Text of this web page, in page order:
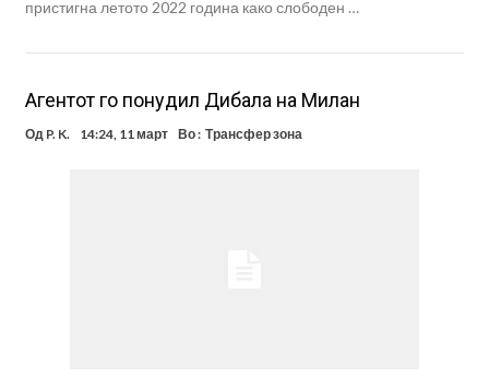
пристигна летото 2022 година како слободен …
Агентот го понудил Дибала на Милан
Од P. K. 14:24, 11 март Во : Трансфер зона